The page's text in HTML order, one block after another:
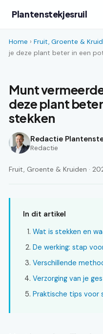
Plantenstekjesruil
Home › Fruit, Groente &
je deze plant beter in een
Munt
deze plant
stekken
Redactie
Redactie
Fruit, Groente & Kruiden ·
In dit artikel
Wat is stekken en
De werking: stap
Verschillende
Verzorging van je
Praktische tips voor